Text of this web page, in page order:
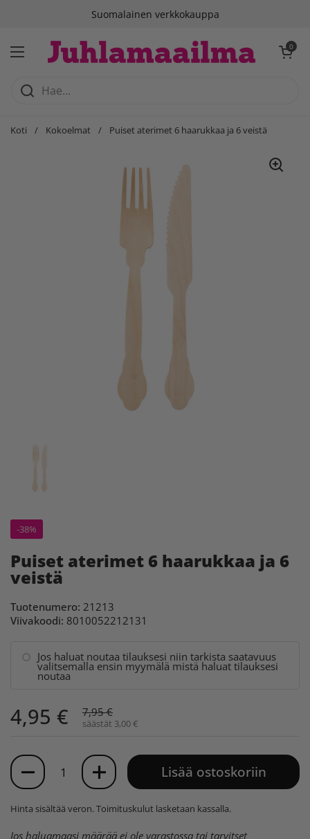
Suomalainen verkkokauppa
Avaa valikko
Avaa 0
Koti / Kokoelmat / Puiset aterimet 6 haarukkaa ja 6 veistä
-38%
Puiset aterimet 6 haarukkaa ja 6
veistä
Tuotenumero: 21213
Viivakoodi: 8010052212131
Jos haluat noutaa tilauksesi niin tarkista saatavuus
valitsemalla ensin myymälä mistä haluat tilauksesi
noutaa
4,95 € 7,95 €
säästät 3,00 €
Määrä
Lisää ostoskoriin
Hinta sisältää veron.Toimituskulut lasketaan kassalla.
Jos haluamaasi määrää ei ole varastossa tai tarvitset